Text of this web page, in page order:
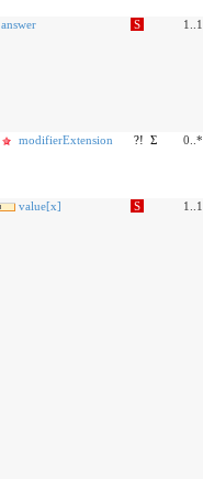
answer
S 1..1
modifierExtension ?! Σ 0..*
value[x]
S 1..1